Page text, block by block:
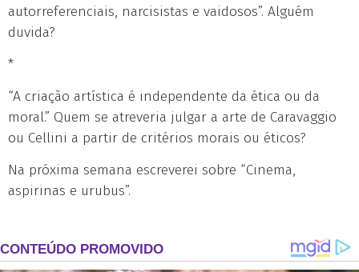
autorreferenciais, narcisistas e vaidosos”. Alguém
duvida?
*
“A criação artística é independente da ética ou da
moral.” Quem se atreveria julgar a arte de Caravaggio
ou Cellini a partir de critérios morais ou éticos?
Na próxima semana escreverei sobre “Cinema,
aspirinas e urubus”.